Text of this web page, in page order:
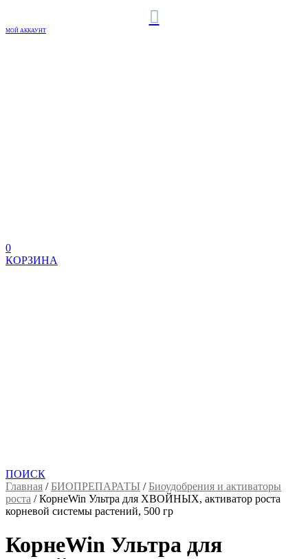
МОЙ АККАУНТ
0
КОРЗИНА
ПОИСК
Главная /БИОПРЕПАРАТЫ /Биоудобрения и активаторы
роста /КорнеWin Ультра для ХВОЙНЫХ, активатор роста
корневой системы растений, 500 гр
КорнеWin Ультра для